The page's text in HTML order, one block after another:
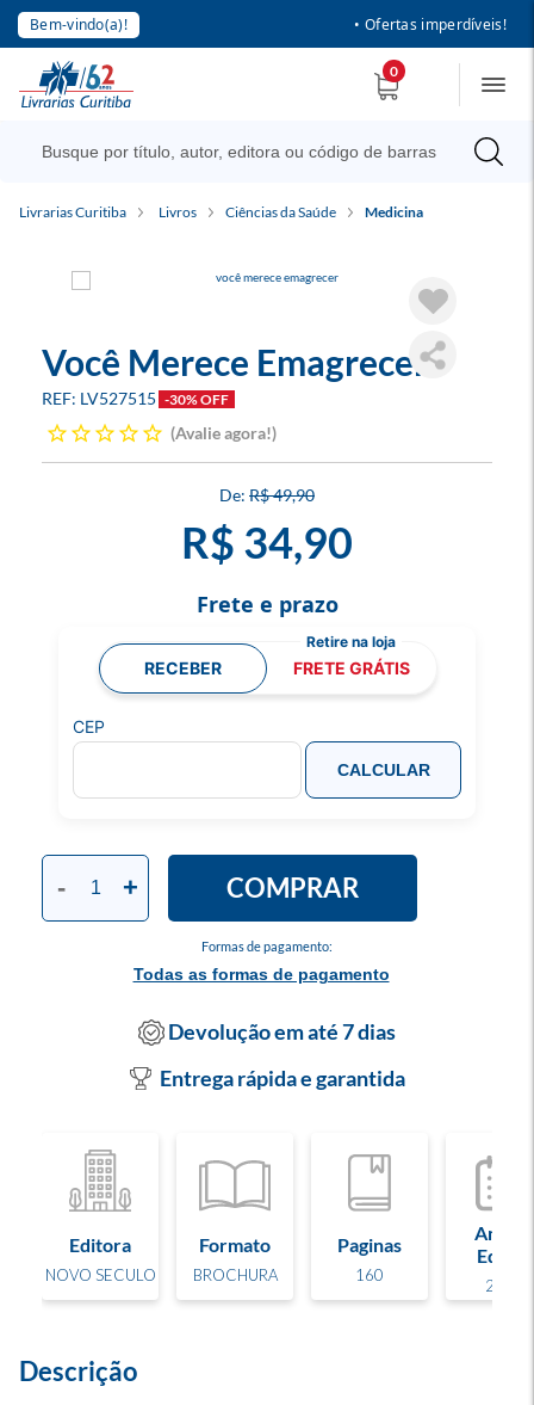
Bem-vindo(a)! • Ofertas imperdíveis!
0
Livrarias Curitiba Livros Ciências da Saúde Medicina
Você Merece Emagrecer
LV527515 -30% OFF
Avalie agora!
R$ 49,90
R$ 34,90
Formas de pagamento:
Todas as formas de pagamento
- + COMPRAR
Frete e prazo
RECEBER FRETE GRÁTIS
CEP
CALCULAR
Devolução em até 7 dias
Entrega rápida e garantida
Editora
NOVO SECULO
Formato
BROCHURA
Paginas
160
Ano de
Edição
2025
Descrição